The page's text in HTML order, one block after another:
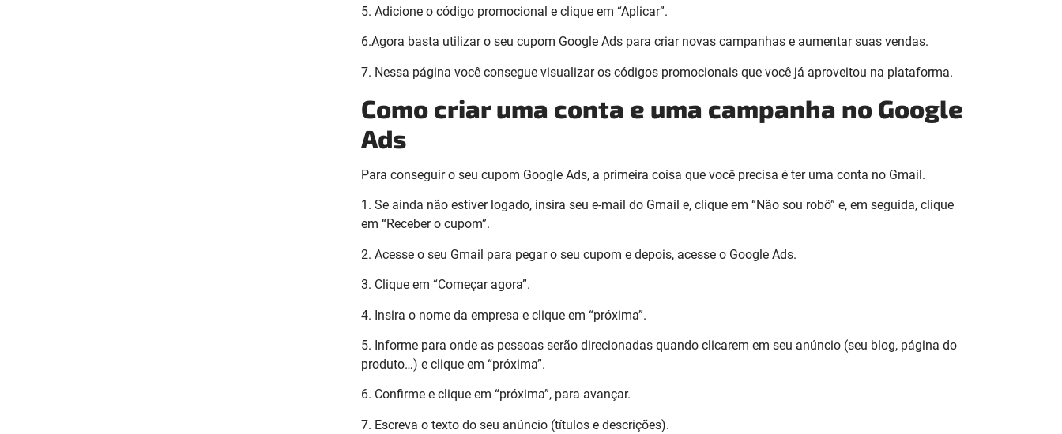
5. Adicione o código promocional e clique em “Aplicar”.
6.Agora basta utilizar o seu cupom Google Ads para criar novas campanhas e aumentar suas vendas.
7. Nessa página você consegue visualizar os códigos promocionais que você já aproveitou na plataforma.
Como criar uma conta e uma campanha no Google
Ads
Para conseguir o seu cupom Google Ads, a primeira coisa que você precisa é ter uma conta no Gmail.
1. Se ainda não estiver logado, insira seu e-mail do Gmail e, clique em “Não sou robô” e, em seguida, clique
em “Receber o cupom”.
2. Acesse o seu Gmail para pegar o seu cupom e depois, acesse o Google Ads.
3. Clique em “Começar agora”.
4. Insira o nome da empresa e clique em “próxima”.
5. Informe para onde as pessoas serão direcionadas quando clicarem em seu anúncio (seu blog, página do
produto…) e clique em “próxima”.
6. Confirme e clique em “próxima”, para avançar.
7. Escreva o texto do seu anúncio (títulos e descrições).